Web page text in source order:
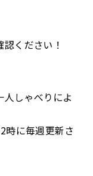
認ください！
人しゃべりによ
時に毎週更新さ